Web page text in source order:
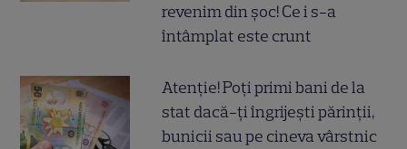
revenim din șoc! Ce i s-a
întâmplat este crunt
Atenție! Poți primi bani de la
stat dacă-ți îngrijești părinții,
bunicii sau pe cineva vârstnic